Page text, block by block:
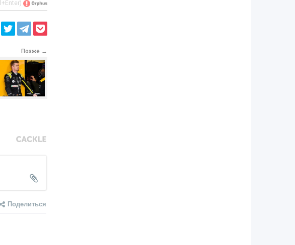
Позже →
Поделиться